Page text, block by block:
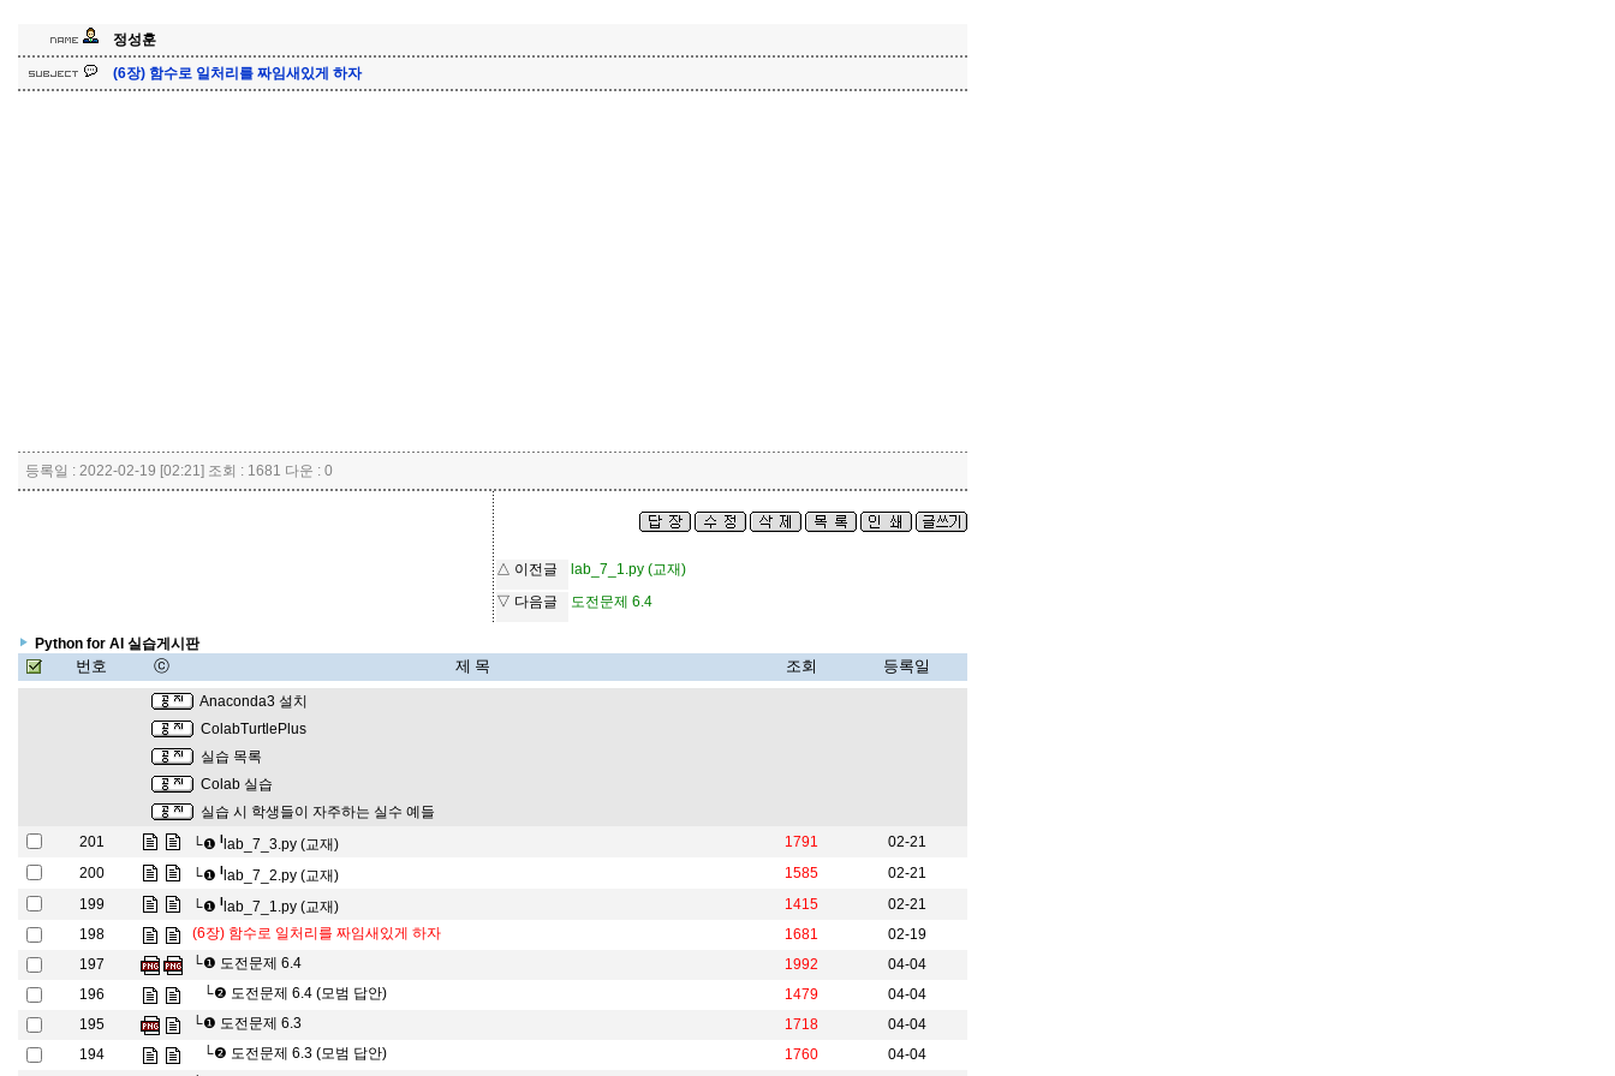
정성훈
(6장) 함수로 일처리를 짜임새있게 하자
등록일 : 2022-02-19 [02:21] 조회 : 1681 다운 : 0
△ 이전글
lab_7_1.py (교재)
▽ 다음글
도전문제 6.4
Python for AI 실습게시판
번호 ⓒ 제 목 조회 등록일
Anaconda3 설치
ColabTurtlePlus
실습 목록
Colab 실습
실습 시 학생들이 자주하는 실수 예들
201
└❶ l lab_7_3.py (교재) 1791
02-21
200
└❶ l lab_7_2.py (교재) 1585
02-21
199
└❶ l lab_7_1.py (교재) 1415
02-21
198
(6장) 함수로 일처리를 짜임새있게 하자 1681
02-19
197
└❶ 도전문제 6.4 1992
04-04
196
└❷ 도전문제 6.4 (모범 답안) 1479
04-04
195
└❶ 도전문제 6.3 1718
04-04
194
└❷ 도전문제 6.3 (모범 답안) 1760
04-04